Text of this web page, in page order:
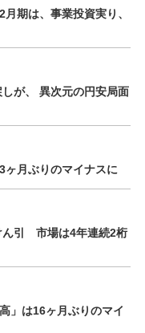
期は、事業投資実り、
が、 異次元の円安局面
ヶ月ぶりのマイナスに
ん引 市場は4年連続2桁
」は16ヶ月ぶりのマイ